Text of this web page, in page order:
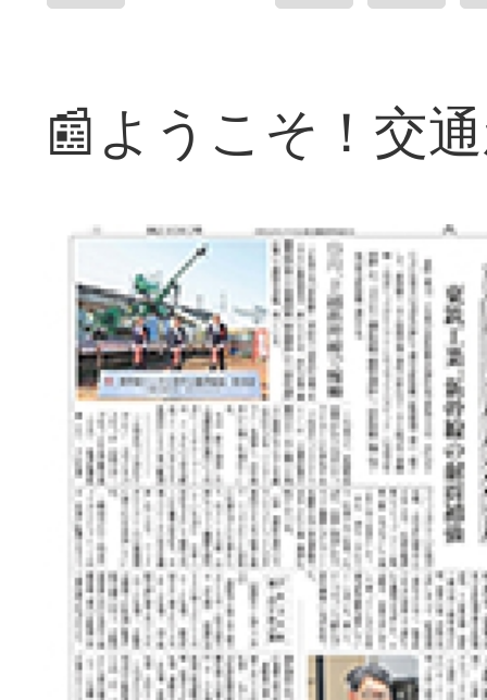
📰ようこそ！交